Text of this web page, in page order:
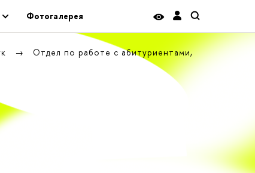
Фотогалерея
Отдел по работе с абитуриентами,